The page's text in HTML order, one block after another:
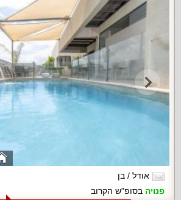
אודל / בן
פנויה בסופ"ש הקרוב